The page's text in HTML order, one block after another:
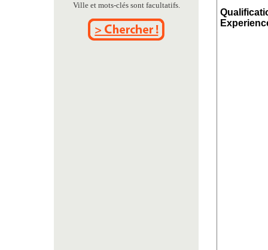
Ville et mots-clés sont facultatifs.